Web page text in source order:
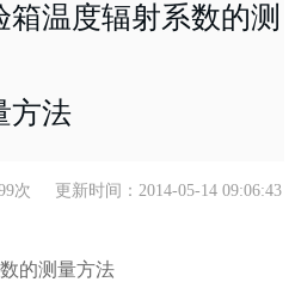
温度辐射系数的测
方法
次 更新时间：2014-05-14 09:06:43
的测量方法